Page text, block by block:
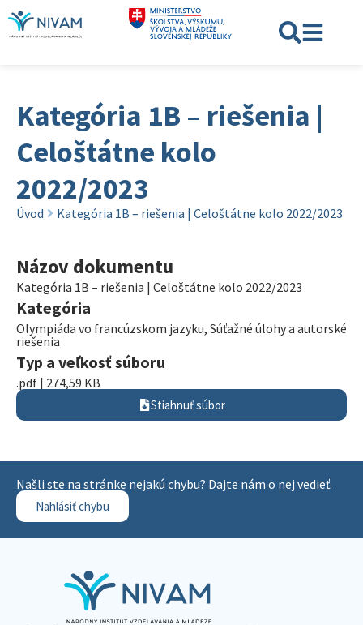
Kategória 1B – riešenia |
Celoštátne kolo
2022/2023
Úvod Kategória 1B – riešenia | Celoštátne kolo 2022/2023
Názov dokumentu
Kategória 1B – riešenia | Celoštátne kolo 2022/2023
Kategória
Olympiáda vo francúzskom jazyku, Súťažné úlohy a autorské
riešenia
Typ a veľkosť súboru
.pdf | 274,59 KB
Stiahnuť súbor
Našli ste na stránke nejakú chybu? Dajte nám o nej vedieť.
Nahlásiť chybu